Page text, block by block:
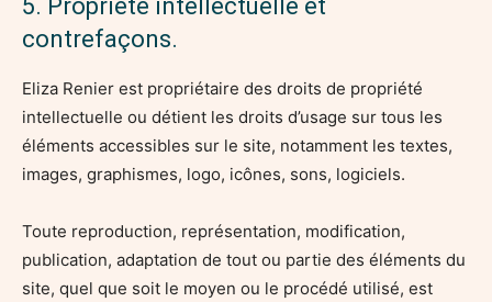
5. Propriété intellectuelle et
contrefaçons.
Eliza Renier est propriétaire des droits de propriété
intellectuelle ou détient les droits d’usage sur tous les
éléments accessibles sur le site, notamment les textes,
images, graphismes, logo, icônes, sons, logiciels.
Toute reproduction, représentation, modification,
publication, adaptation de tout ou partie des éléments du
site, quel que soit le moyen ou le procédé utilisé, est